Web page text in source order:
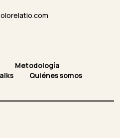
Metodología
Quiénes somos